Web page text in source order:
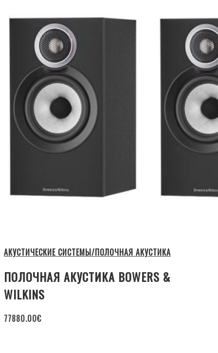
АКУСТИЧЕСКИЕ СИСТЕМЫ/ПОЛОЧНАЯ АКУСТИКА
ПОЛОЧНАЯ АКУСТИКА BOWERS &
WILKINS
77880.00€